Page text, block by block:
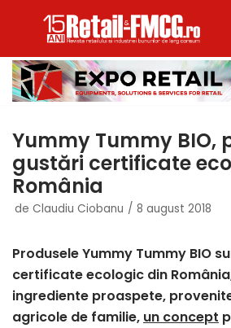
la
conținut
Yummy Tummy BIO,
gustări certificate
România
de Claudiu Ciobanu 8 august 2018
Produsele Yummy Tummy BIO
certificate ecologic din
ingrediente proaspete,
agricole de familie, un concept